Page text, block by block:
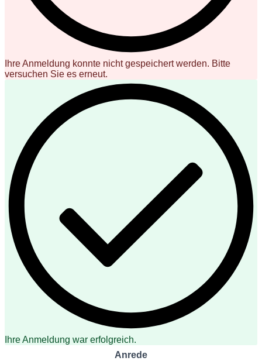
Ihre Anmeldung konnte nicht gespeichert werden. Bitte
versuchen Sie es erneut.
Ihre Anmeldung war erfolgreich.
Anrede